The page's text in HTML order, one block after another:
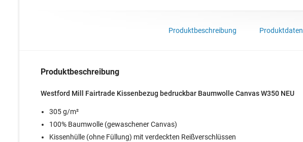
Produktbeschreibung Produktdaten
Produktbeschreibung
Westford Mill Fairtrade Kissenbezug bedruckbar Baumwolle Canvas W350 NEU
305 g/m²
100% Baumwolle (gewaschener Canvas)
Kissenhülle (ohne Füllung) mit verdeckten Reißverschlüssen